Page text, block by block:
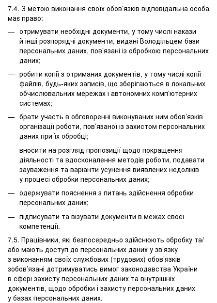
7.4. З метою виконання своїх обов’язків відповідальна особа
має право:
отримувати необхідні документи, у тому числі накази
й інші розпорядчі документи, видані Володільцем бази
персональних даних, пов’язані із обробкою персональних
даних;
робити копії з отриманих документів, у тому числі копії
файлів, будь-яких записів, що зберігаються в локальних
обчислювальних мережах і автономних комп’ютерних
системах;
брати участь в обговоренні виконуваних ним обов’язків
організації роботи, пов’язаної із захистом персональних
даних при їх обробці;
вносити на розгляд пропозиції щодо покращення
діяльності та вдосконалення методів роботи, подавати
зауваження та варіанти усунення виявлених недоліків
у процесі обробки персональних даних;
одержувати пояснення з питань здійснення обробки
персональних даних;
підписувати та візувати документи в межах своєї
компетенції.
7.5. Працівники, які безпосередньо здійснюють обробку та/
або мають доступ до персональних даних у зв’язку
з виконанням своїх службових (трудових) обов’язків
зобов’язані дотримуватись вимог законодавства України
в сфері захисту персональних даних та внутрішніх
документів, щодо обробки і захисту персональних даних
у базах персональних даних.